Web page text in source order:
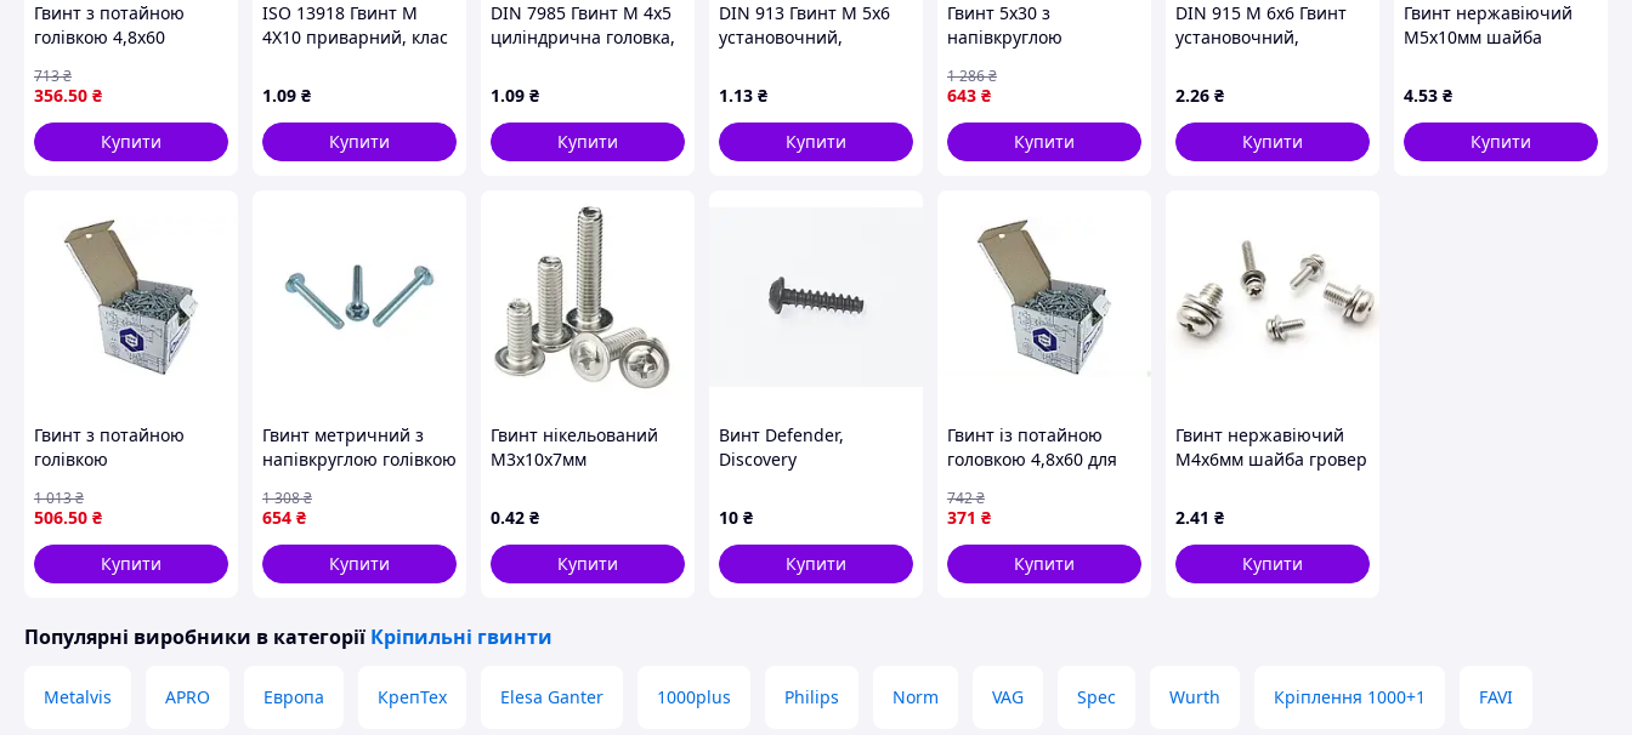
Гвинт з потайною
голівкою 4,8х60
монтажу м'якої
покрівлі без
свердління 100шт
356.50 ₴
713₴
Купити
ISO 13918 Гвинт М
4Х10 приварний, клас
обміднений
1.09 ₴
Купити
DIN 7985 Гвинт М 4х5
циліндрична головка,
оцинкований
1.09 ₴
Купити
DIN 913 Гвинт М 5х6
установочний,
покриття
1.13 ₴
Купити
Гвинт 5х30 з
напівкруглою
шайбою для
кріплення в пакованні
500 штук
643 ₴
1 286₴
Купити
DIN 915 М 6х6 Гвинт
установочний,
(цапфа), без покриття
2.26 ₴
Купити
Гвинт нержавіючий
М5х10мм шайба
PH нерж. 304
4.53 ₴
Купити
Гвинт з потайною
голівкою
монтажу м'якої
покрівлі без
свердління 4,8х80
100шт
506.50 ₴
1 013₴
Купити
Гвинт метричний з
напівкруглою голівкою
967 для кріплення в
конструкціях 250шт
654 ₴
1 308₴
Купити
Гвинт нікельований
М3х10х7мм
буртиком PH
0.42 ₴
Купити
Винт Defender,
Discovery
10 ₴
Купити
Гвинт із потайною
головкою 4,8х60 для
антикорозійний без
свердління 100 шт. в
пакованні
371 ₴
742₴
Купити
Гвинт нержавіючий
М4х6мм шайба гровер
304
2.41 ₴
Купити
Популярні виробники в категорії Кріпильні гвинти
Metalvis APRO Европа КрепТех Elesa Ganter 1000plus Philips Norm VAG Spec Wurth Кріплення 1000+1 FAVI